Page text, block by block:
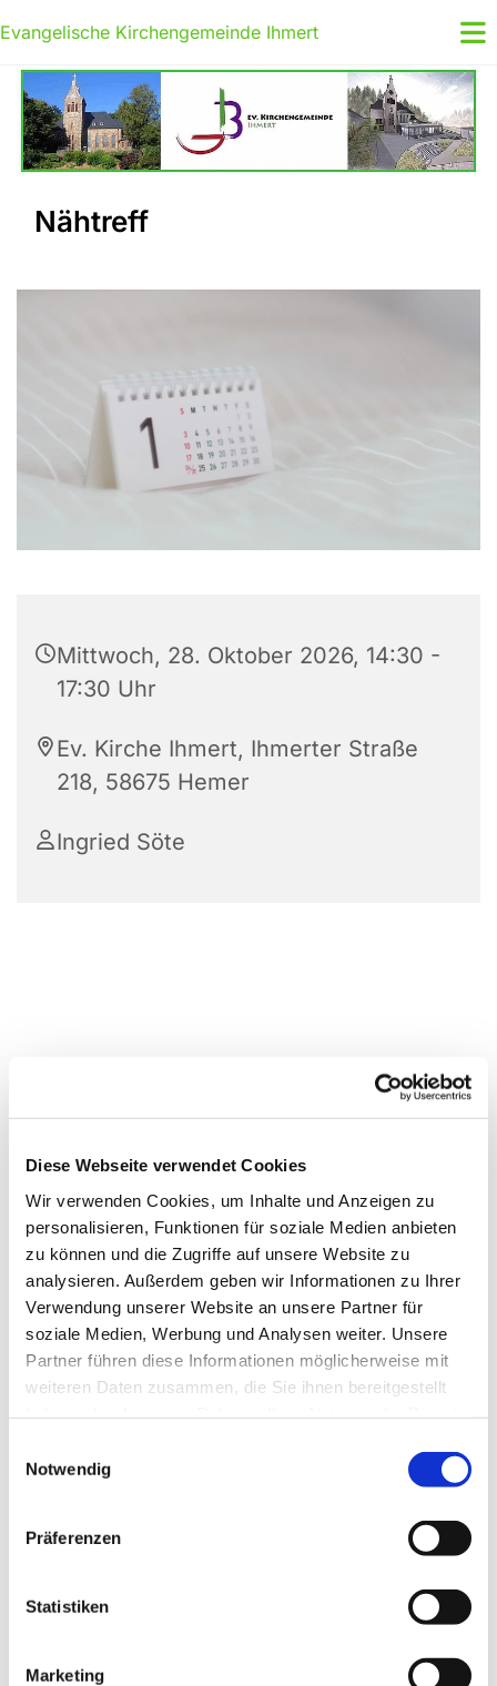
Diese Webseite verwendet Cookies
Wir verwenden Cookies, um Inhalte und Anzeigen zu
personalisieren, Funktionen für soziale Medien anbieten
zu können und die Zugriffe auf unsere Website zu
analysieren. Außerdem geben wir Informationen zu Ihrer
Verwendung unserer Website an unsere Partner für
soziale Medien, Werbung und Analysen weiter. Unsere
Partner führen diese Informationen möglicherweise mit
weiteren Daten zusammen, die Sie ihnen bereitgestellt
Notwendig
Präferenzen
Statistiken
Marketing
Evangelische Kirchengemeinde Ihmert
Nähtreff
Mittwoch, 28. Oktober 2026, 14:30 -
17:30 Uhr
Ev. Kirche Ihmert, Ihmerter Straße
218, 58675 Hemer
Ingried Söte
Dies könnte Sie auch
interessieren